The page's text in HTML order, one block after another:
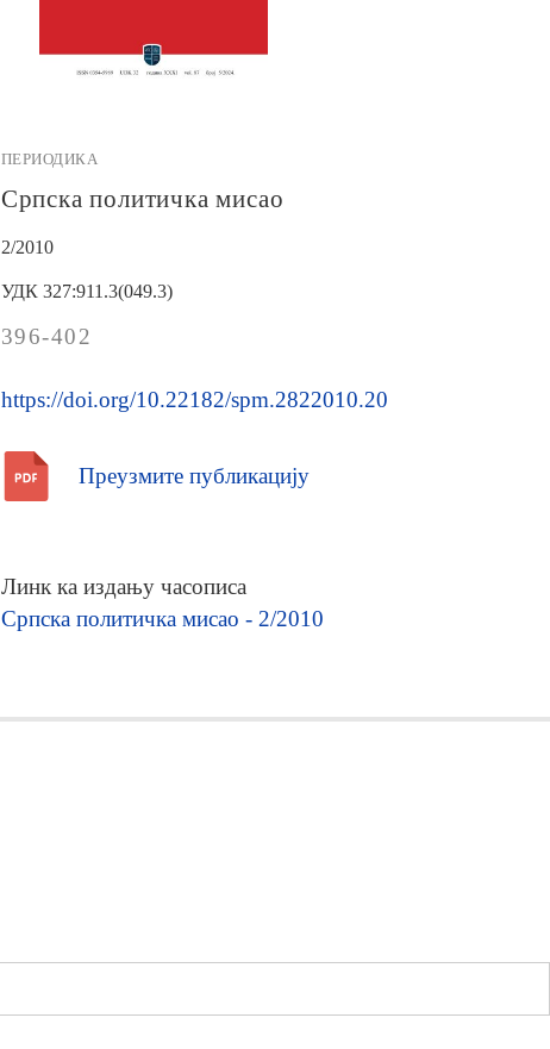
ПЕРИОДИКА
Српска политичка мисао
2/2010
УДК 327:911.3(049.3)
396-402
https://doi.org/10.22182/spm.2822010.20
Преузмите публикацију
Линк ка издању часописа
Српска политичка мисао - 2/2010